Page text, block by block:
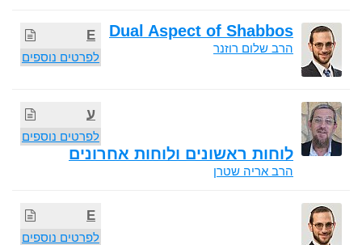
E
לפרטים נוספים
Dual Aspect of Shabbos
הרב שלום רוזנר
ע
לפרטים נוספים
לוחות ראשונים ולוחות אחרונים
הרב אריה שטרן
E
לפרטים נוספים